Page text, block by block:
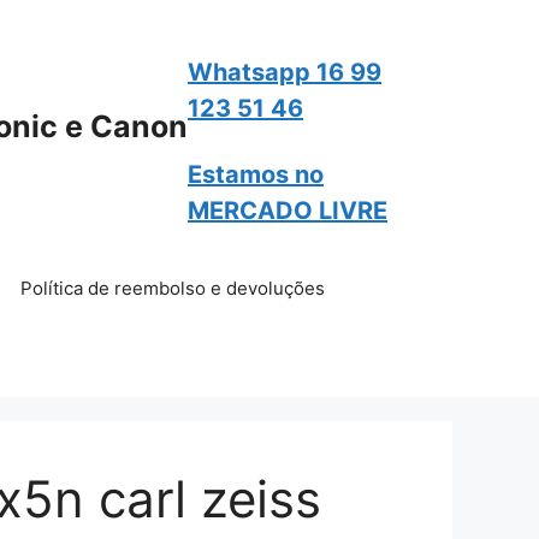
e Canon
Whatsapp 16 99
123 51 46
Estamos no
MERCADO LIVRE
Política de reembolso e devoluções
carl zeiss